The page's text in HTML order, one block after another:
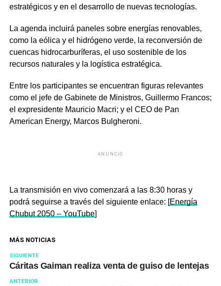
estratégicos y en el desarrollo de nuevas tecnologías.
La agenda incluirá paneles sobre energías renovables,
como la eólica y el hidrógeno verde, la reconversión de
cuencas hidrocarburíferas, el uso sostenible de los
recursos naturales y la logística estratégica.
Entre los participantes se encuentran figuras relevantes
como el jefe de Gabinete de Ministros, Guillermo Francos;
el expresidente Mauricio Macri; y el CEO de Pan
American Energy, Marcos Bulgheroni.
ANUNCIO
La transmisión en vivo comenzará a las 8:30 horas y
podrá seguirse a través del siguiente enlace: [Energía
Chubut 2050 – YouTube]
MÁS NOTICIAS
SIGUIENTE
Cáritas Gaiman realiza venta de guiso de lentejas
ANTERIOR